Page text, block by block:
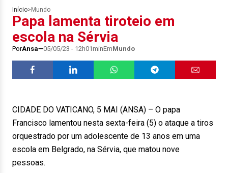
Início> Mundo
Papa lamenta tiroteio em
escola na Sérvia
PorAnsa 05/05/23 - 12h01minEmMundo
CIDADE DO VATICANO, 5 MAI (ANSA) – O papa
Francisco lamentou nesta sexta-feira (5) o ataque a tiros
orquestrado por um adolescente de 13 anos em uma
escola em Belgrado, na Sérvia, que matou nove
pessoas.